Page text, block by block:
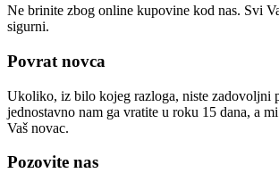
Ne brinite zbog online kupovine kod nas. Svi
sigurni.
Povrat novca
Ukoliko, iz bilo kojeg razloga, niste zadovoljni
jednostavno nam ga vratite u roku 15 dana, a
Vaš novac.
Pozovite nas